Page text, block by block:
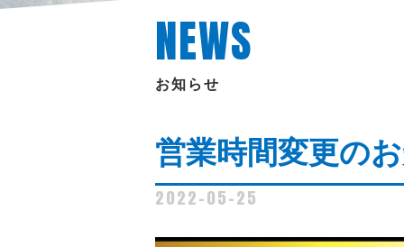
NEWS
お知らせ
営業時間変更の
2022-05-25